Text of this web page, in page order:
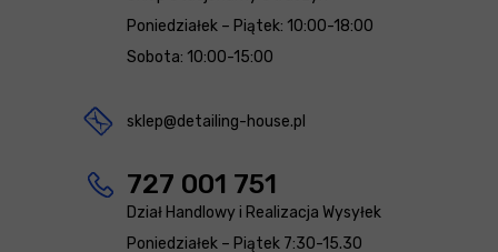
Poniedziałek – Piątek: 10:00-18:00
Sobota: 10:00-15:00
sklep@detailing-house.pl
727 001 751
Dział Handlowy i Realizacja Wysyłek
Poniedziałek – Piątek 7:30-15.30